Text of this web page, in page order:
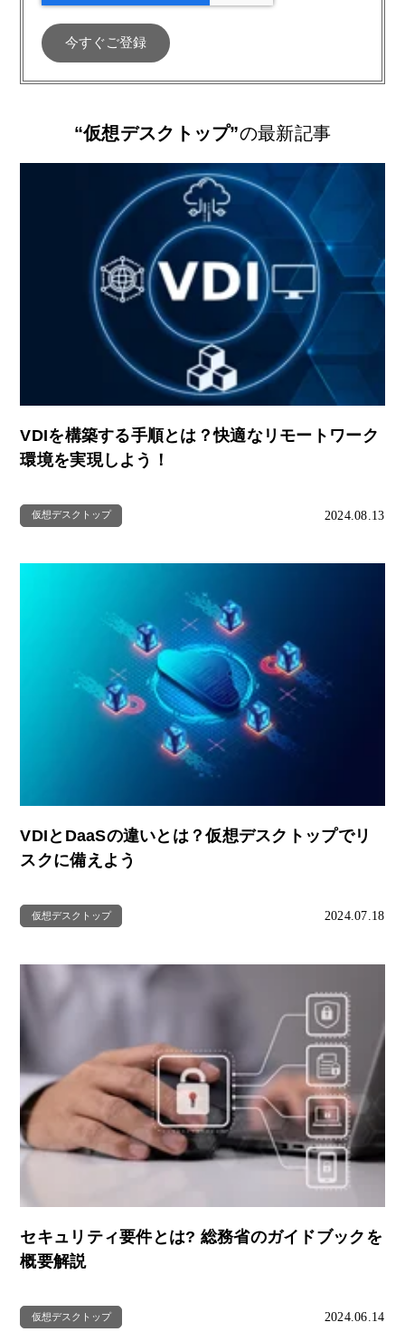
“仮想デスクトップ”の最新記事
VDIを構築する手順とは？快適なリモートワーク
環境を実現しよう！
仮想デスクトップ 2024.08.13
VDIとDaaSの違いとは？仮想デスクトップでリ
スクに備えよう
仮想デスクトップ 2024.07.18
セキュリティ要件とは? 総務省のガイドブックを
概要解説
仮想デスクトップ 2024.06.14